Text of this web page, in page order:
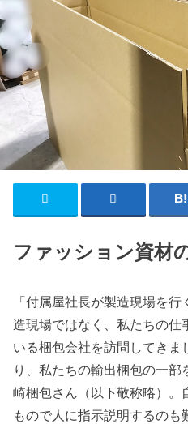
ファッション資材
「付属屋社長が製造現場を
造現場ではなく、私たちの仕
いる梱包会社を訪問してきま
り、私たちの輸出梱包の一
崎梱包さん（以下敬称略）。
もので人に指示説明するのも